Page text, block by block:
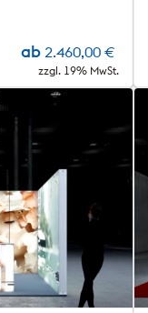
ab 2.460,00 €
zzgl. 19% MwSt.